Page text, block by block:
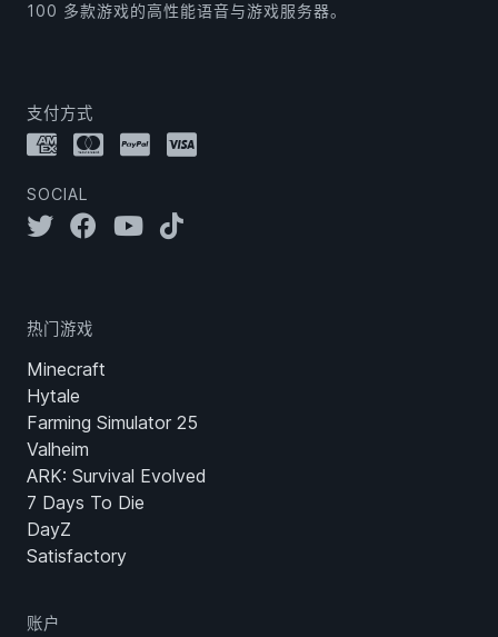
100 多款游戏的高性能语音与游戏服务器。
支付方式
SOCIAL
热门游戏
Minecraft
Hytale
Farming Simulator 25
Valheim
ARK: Survival Evolved
7 Days To Die
DayZ
Satisfactory
账户